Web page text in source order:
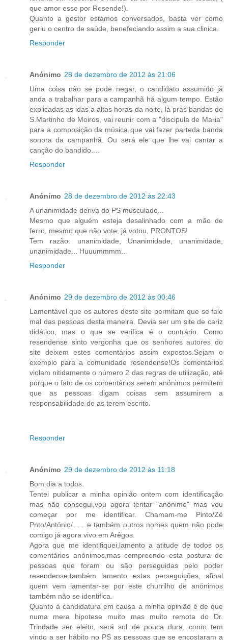
que amor esse por Resende!).
Quanto a gestor estamos conversados, basta ver como
geriu o centro de saúde, benefeciando assim a sua clinica.
Responder
Anónimo 28 de dezembro de 2012 às 21:06
Uma coisa não se pode negar, o candidato assumido já
anda a trabalhar para a campanhã há algum tempo. Estão
explicadas as idas a altas horas da noite, lá prás bandas de
S.Martinho de Moiros, vai reunir com a "discipula de Maria"
para a composição da música que vai fazer parteda banda
sonora da campanhã. Ou será ele que lhe vai cantar a
canção do bandido....
Responder
Anónimo 28 de dezembro de 2012 às 22:43
A unanimidade deriva do PS musculado...
Mesmo que alguém esteja desalinhado com a mão de
ferro, mesmo que não vote, já votou, PRONTOS!
Tem razão: unanimidade, Unanimidade, unanimidade,
unanimidade... Huuummmm...
Responder
Anónimo 29 de dezembro de 2012 às 00:46
Lamentável que os autores deste site permitam que se fale
mal das pessoas desta maneira. Devia ser um site de cariz
didático, mas o que se verifica é o contrário. Como
resendense sinto vergonha que os senhores autores do
site deixem estes comentários assim expostos.Sejam o
exemplo para a comunidade resendense!Os comentários
violam nitidamente o número 2 das regras de utilização, até
porque o fato de os comentários serem anónimos permitem
que as pessoas digam coisas sem assumirem a
responsabilidade de as terem escrito.
Responder
Anónimo 29 de dezembro de 2012 às 11:18
Bom dia a todos.
Tentei publicar a minha opinião ontem com identificação
mas não consegui,vou agora tentar "anónimo" mas vou
começar por me identificar. Chamam-me Pinto/Zé
Pnto/António/.......e também outros nomes quem não pode
comigo já agora vivo em Arêgos.
Agora que me identifiquei,lamento a atitude de todos os
comentários anónimos,mas compreendo esta postura de
pessoas que foram ou são perseguidas pelo poder
resendense,também lamento estas perseguições, afinal
quem vem lamentar-se por este churrilho de anónimos
também não se identifica.
Quanto á candidatura em causa a minha opinião é de que
numa mera hipotese muito mas muito remota do Dr.
Trindade ser eleito, será sol de pouca dura, como tem
vindo a ser hábito no PS as pessoas que se encostaram a